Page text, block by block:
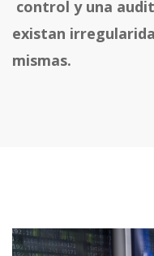
control y una
existan
mismas.